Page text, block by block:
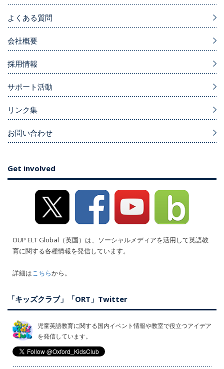
よくある質問
会社概要
採用情報
サポート活動
リンク集
お問い合わせ
Get involved
OUP ELT Global（英国）は、ソーシャルメディアを活用して英語教
育に関する各種情報を発信しています。
詳細はこちらから。
「キッズクラブ」「ORT」Twitter
児童英語教育に関する国内イベント情報や教室で役立つアイデア
を発信しています。